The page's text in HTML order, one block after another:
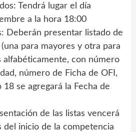
Tendrá lugar el día
a la hora 18:00
Deberán presentar listado de
para mayores y otra para
alfabéticamente, con número
número de Ficha de OFI,
se agregará la Fecha de
de las listas vencerá
del inicio de la competencia